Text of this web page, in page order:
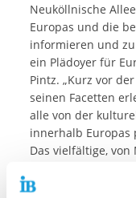
Neuköllnische
Europas und die
informieren und
ein Plädoyer für
Pintz. „Kurz vor
seinen Facetten
alle von der
innerhalb Europas
Das vielfältige,
einer simulierten